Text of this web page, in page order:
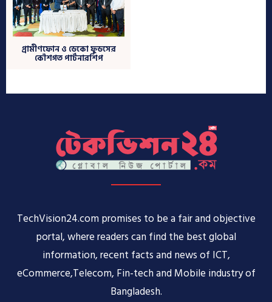
TechVision24.com promises to be a fair and objective
portal, where readers can find the best global
information, recent facts and news of ICT,
eCommerce,Telecom, Fin-tech and Mobile industry of
Bangladesh.